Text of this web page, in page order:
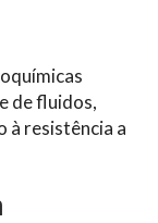
de fluidos,
à resistência a